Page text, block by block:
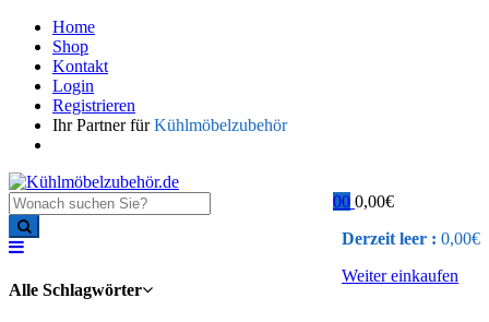
Home
Shop
Kontakt
Login
Registrieren
Ihr Partner fürKühlmöbelzubehör
0 0,00€
Derzeit leer : 0,00€
Weiter einkaufen
0
Alle Schlagwörter